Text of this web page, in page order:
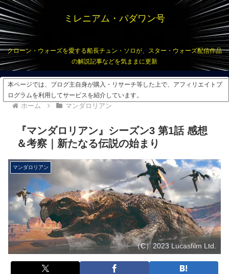
ミレニアム・パダワン号
クローン・ウォーズを愛する船長チュン・ソロが、スター・ウォーズ配信作品
の解説記事などを気ままに更新
本ページでは、ブログ主自身が購入・リサーチ等した上で、アフィリエイトプ
ログラムを利用してサービスを紹介しています。
ホーム マンダロリアン
『マンダロリアン』シーズン3 第1話 感想
＆考察｜新たなる伝説の始まり
マンダロリアン
（C）2023 Lucasfilm Ltd.